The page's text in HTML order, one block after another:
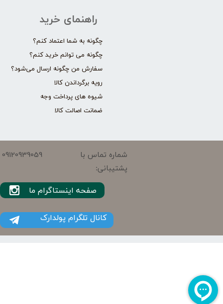
راهنمای خرید
چگونه به شما اعتماد کنم؟
چگونه می توانم خرید کنم؟
سفارش من چگونه ارسال می‌شود؟
رویه برگرداندن کالا
شیوه های پرداخت وجه
ضمانت اصالت کالا
شماره تماس با
پشتیبانی:
09120939059
کانال تلگرام پولدارک
صفحه اینستاگرام ما